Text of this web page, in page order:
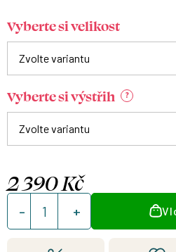
Vyberte si velikost
Vyberte si výstřih ?
2 390 Kč
Měrná
cena: